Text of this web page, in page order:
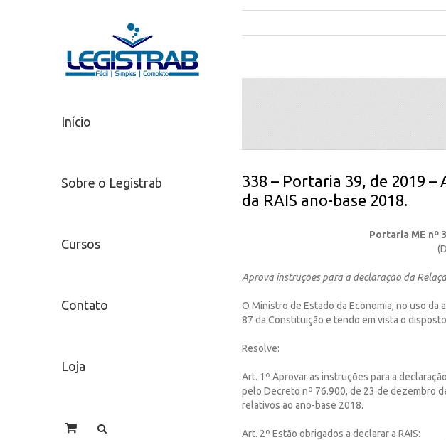
Início
Sobre o Legistrab
Cursos
Contato
Loja
338 – Portaria 39, de 2019
da RAIS ano-base 2018.
Portaria ME nº
Aprova instruções para a declaração da
O Ministro de Estado da Economia, no uso
87 da Constituição e tendo em vista o
Resolve:
Art. 1º Aprovar as instruções para a
pelo Decreto nº 76.900, de 23 de dezembro
relativos ao ano-base 2018.
Art. 2º Estão obrigados a declarar a RAIS: